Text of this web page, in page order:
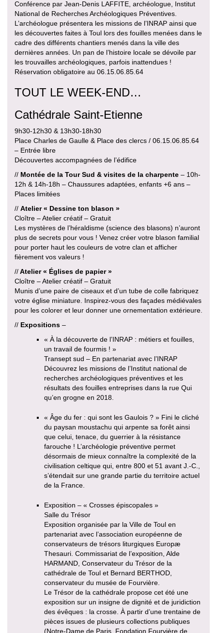
Conférence par Jean-Denis LAFFITE, archéologue, Institut
National de Recherches Archéologiques Préventives.
L’archéologue présentera les missions de l’INRAP ainsi que
les découvertes faites à Toul lors des fouilles menées dans le
cadre des différents chantiers menés dans la ville des
dernières années. Un pan de l’histoire locale se dévoile par
les trouvailles archéologiques, parfois inattendues !
Réservation obligatoire au 06.15.06.85.64
TOUT LE WEEK-END…
Cathédrale Saint-Etienne
9h30-12h30 & 13h30-18h30
Place Charles de Gaulle & Place des clercs / 06.15.06.85.64
– Entrée libre
Découvertes accompagnées de l’édifice
// Montée de la Tour Sud & visites de la charpente – 10h-
12h & 14h-18h – Chaussures adaptées, enfants +6 ans –
Places limitées
// Atelier « Dessine ton blason »
Cloître – Atelier créatif – Gratuit
Les mystères de l’héraldisme (science des blasons) n’auront
plus de secrets pour vous ! Venez créer votre blason familial
pour porter haut les couleurs de votre clan et afficher
fièrement vos valeurs !
//Atelier « Églises de papier »
Cloître – Atelier créatif – Gratuit
Munis d’une paire de ciseaux et d’un tube de colle fabriquez
votre église miniature. Inspirez-vous des façades médiévales
pour les colorer et leur donner une ornementation extérieure.
// Expositions –
« À la découverte de l’INRAP : métiers et fouilles,
un travail de fourmis ! »
Transept sud – En partenariat avec l’INRAP
Découvrez les missions de l’Institut national de
recherches archéologiques préventives et les
résultats des fouilles entreprises dans la rue Qui
qu’en grogne en 2018.
« Âge du fer : qui sont les Gaulois ? » Fini le cliché
du paysan moustachu qui arpente sa forêt ainsi
que celui, tenace, du guerrier à la résistance
farouche ! L’archéologie préventive permet
désormais de mieux connaître la complexité de la
civilisation celtique qui, entre 800 et 51 avant J.-C.,
s’étendait sur une grande partie du territoire actuel
de la France.
Exposition – « Crosses épiscopales »
Salle du Trésor
Exposition organisée par la Ville de Toul en
partenariat avec l’association européenne de
conservateurs de trésors liturgiques Europæ
Thesauri. Commissariat de l’exposition, Alde
HARMAND, Conservateur du Trésor de la
cathédrale de Toul et Bernard BERTHOD,
conservateur du musée de Fourvière.
Le Trésor de la cathédrale propose cet été une
exposition sur un insigne de dignité et de juridiction
des évêques : la crosse. À partir d’une trentaine de
pièces issues de plusieurs collections publiques
(Notre-Dame de Paris, Fondation Fourvière de